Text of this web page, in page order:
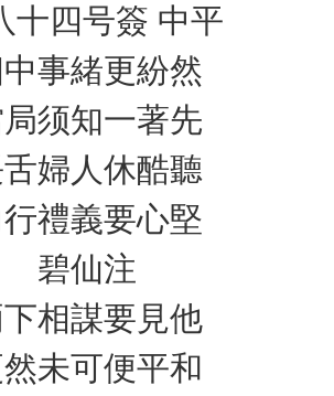
十四号簽 中平
事緒更紛然
须知一著先
婦人休酷聽
禮義要心堅
碧仙注
相謀要見他
未可便平和